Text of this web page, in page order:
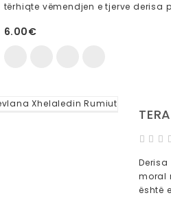
tërhiqte vëmendjen e tjerve derisa
6.00€
Derisa
moral
është